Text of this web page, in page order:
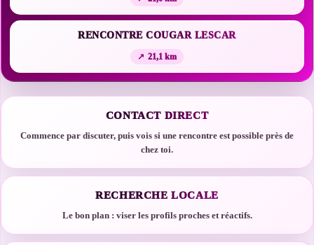
RENCONTRE COUGAR LESCAR
21,1 km
CONTACT DIRECT
Commence par discuter, puis vois si une rencontre est possible près de
chez toi.
RECHERCHE LOCALE
Le bon plan : viser les profils proches et réactifs.